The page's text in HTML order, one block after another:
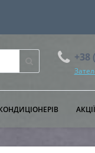
+38
АКЦІЇ